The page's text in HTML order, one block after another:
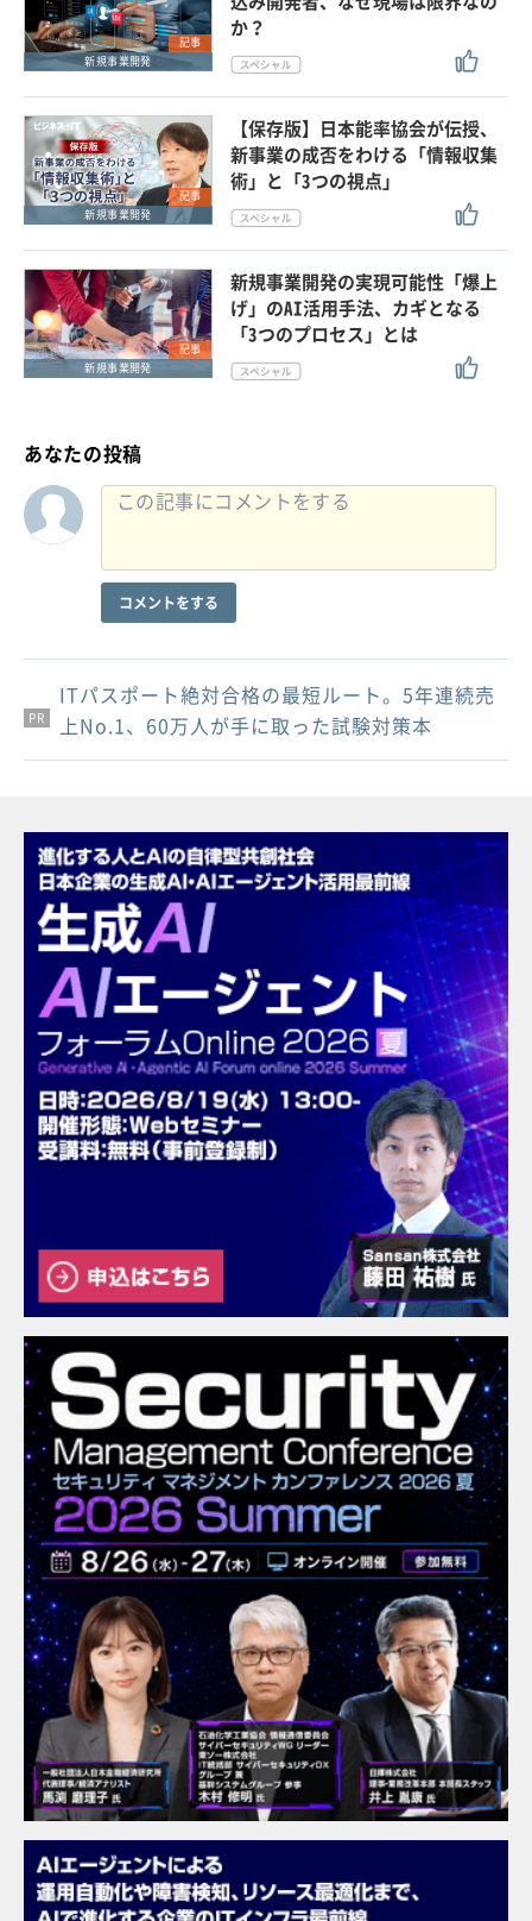
記事
新規事業開発
か？
記事
新規事業開発
【保存版】日本能率協会が伝授、
新事業の成否をわける「情報収集
術」と「3つの視点」
記事
新規事業開発
新規事業開発の実現可能性「爆上
げ」のAI活用手法、カギとなる
「3つのプロセス」とは
あなたの投稿
コメントをする
PR
PR
PR
ITパスポート絶対合格の最短ルート。5年連続売
上No.1、60万人が手に取った試験対策本